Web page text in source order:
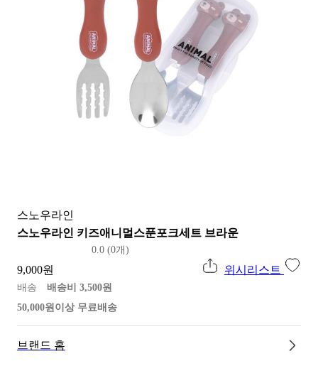
스노우라인
스노우라인 키즈애니멀스푼포크세트 브라운
0.0 (0개)
9,000원 위시리스트
배송
배송비 3,500원
50,000원이상 무료배송
브랜드 홈